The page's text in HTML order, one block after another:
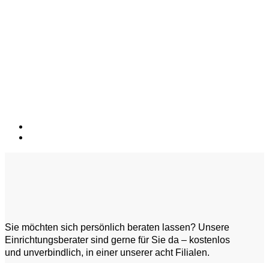
Sie möchten sich persönlich beraten lassen? Unsere
Einrichtungsberater sind gerne für Sie da – kostenlos
und unverbindlich, in einer unserer acht Filialen.